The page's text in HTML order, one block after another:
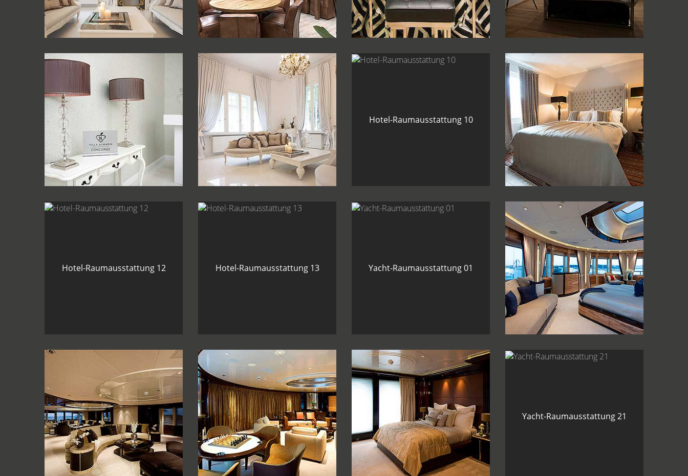
Hotel-Raumausstattung 07 Hotel-Raumausstattung 08 Hotel-Raumausstattung 10 Hotel-Raumausstattung 11
Hotel-Raumausstattung 12 Hotel-Raumausstattung 13 Yacht-Raumausstattung 01 Yacht-Raumausstattung 02
Yacht-Raumausstattung 15 Yacht-Raumausstattung 19 Yacht-Raumausstattung 20 Yacht-Raumausstattung 21